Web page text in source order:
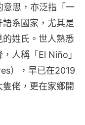
思，亦泛指「一
系國家，尤其是
姓氏。世人熟悉
人稱「El Niño」
），早已在2019
佬，更在家鄉開